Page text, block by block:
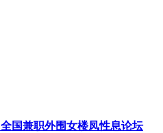
国兼职外围女楼凤性息论坛